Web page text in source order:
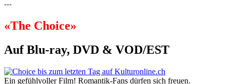
---
«The Choice»
Auf Blu-ray, DVD & VOD/EST
Ein gefühlvoller Film! Romantik-Fans dürfen sich freuen.